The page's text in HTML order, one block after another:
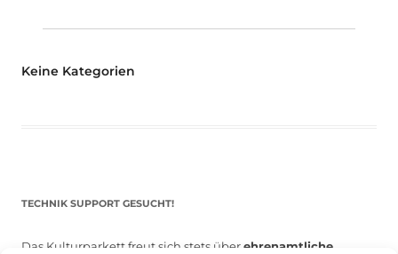
Keine Kategorien
TECHNIK SUPPORT GESUCHT!
Das Kulturparkett freut sich stets überehrenamtliche